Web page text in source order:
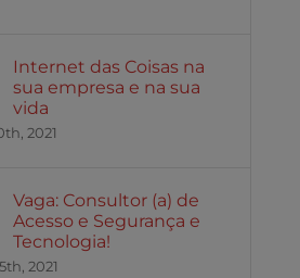
Internet das Coisas na
sua empresa e na sua
vida
2021
Vaga: Consultor (a) de
Acesso e Segurança e
Tecnologia!
2021